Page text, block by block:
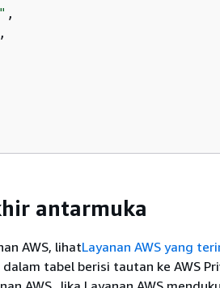
,
,
antarmuka
AWS, lihatLayanan AWS yang
tabel berisi tautan ke AWS